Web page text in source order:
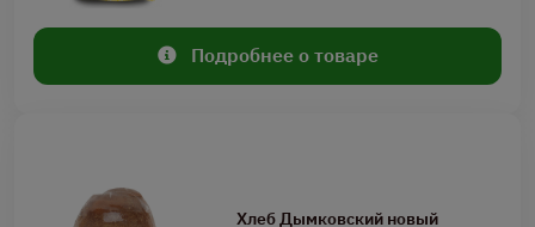
Подробнее о товаре
Хлеб Дымковский новый